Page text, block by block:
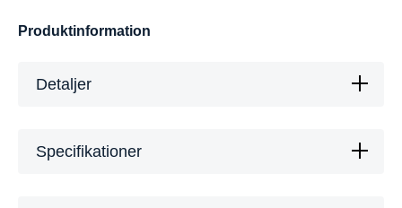
Produktinformation
Detaljer
Specifikationer